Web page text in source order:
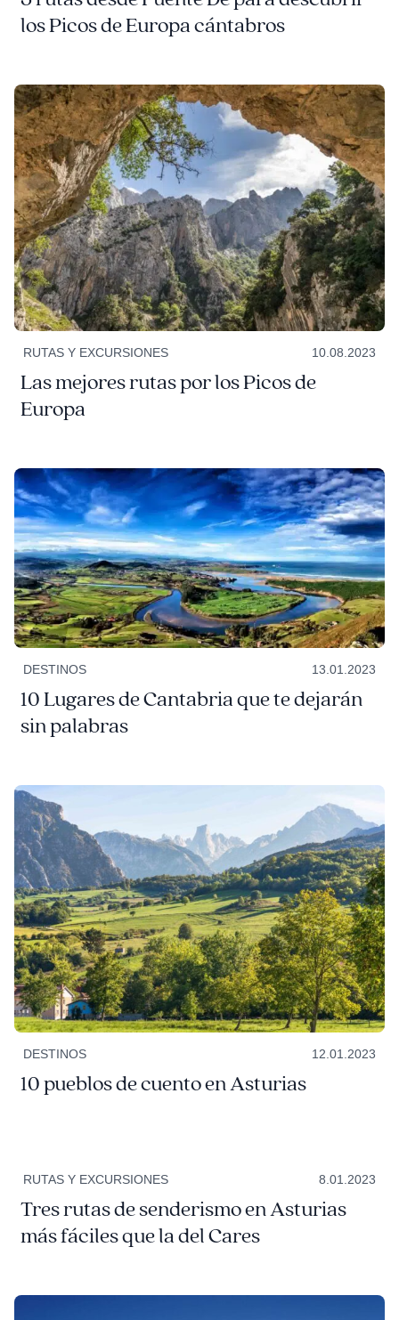
los Picos de Europa cántabros
RUTAS Y EXCURSIONES 10.08.2023
Las mejores rutas por los Picos de
Europa
DESTINOS 13.01.2023
10 Lugares de Cantabria que te dejarán
sin palabras
DESTINOS 12.01.2023
10 pueblos de cuento en Asturias
RUTAS Y EXCURSIONES 8.01.2023
Tres rutas de senderismo en Asturias
más fáciles que la del Cares